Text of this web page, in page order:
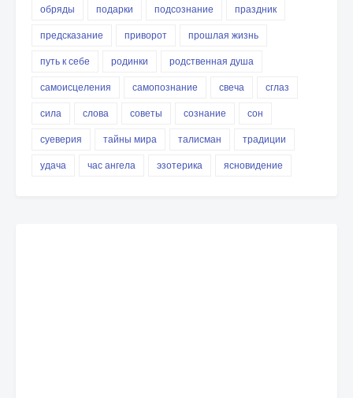
обряды
подарки подсознание
праздник
предсказание
приворот
прошлая жизнь
путь к себе
родинки
родственная душа
самоисцеления
самопознание свеча
сглаз
сила
слова советы сознание
сон
суеверия
тайны мира талисман
традиции
удача
час ангела эзотерика ясновидение